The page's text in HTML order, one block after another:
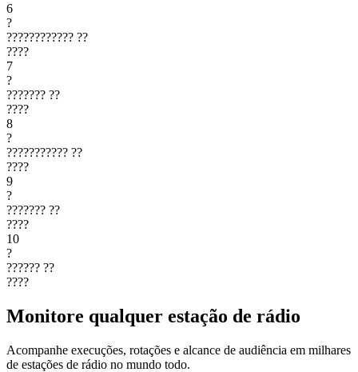
6
?
???????????? ??
????
7
?
??????? ??
????
8
?
??????????? ??
????
9
?
??????? ??
????
10
?
?????? ??
????
Monitore qualquer estação de rádio
Acompanhe execuções, rotações e alcance de audiência em milhares
de estações de rádio no mundo todo.